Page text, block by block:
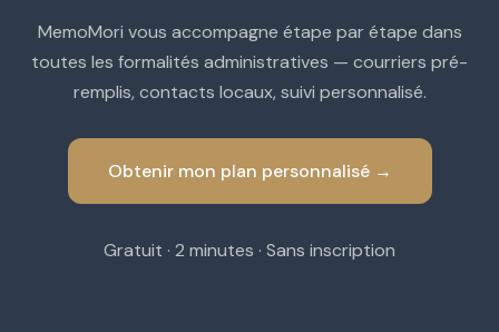
MemoMori vous accompagne étape par étape dans
toutes les formalités administratives — courriers pré-
remplis, contacts locaux, suivi personnalisé.
Obtenir mon plan personnalisé →
Gratuit · 2 minutes · Sans inscription